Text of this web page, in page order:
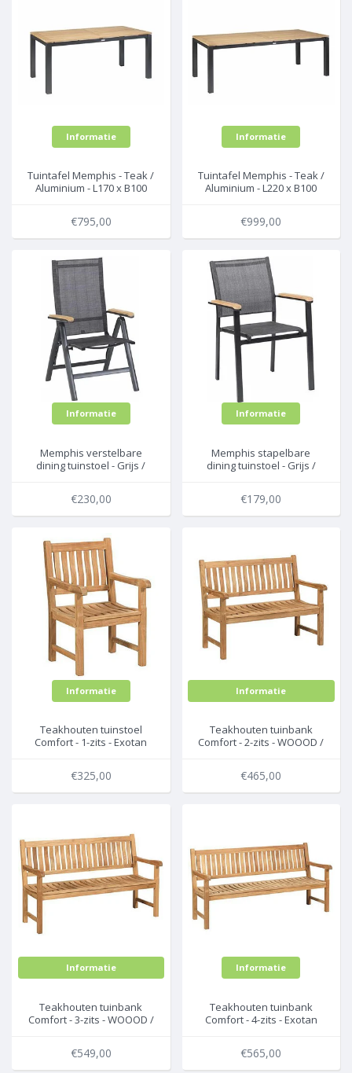
Informatie
Tuintafel Memphis - Teak /
Aluminium - L170 x B100
€795,00
Informatie
Tuintafel Memphis - Teak /
Aluminium - L220 x B100
€999,00
Informatie
Memphis verstelbare
dining tuinstoel - Grijs /
€230,00
Informatie
Memphis stapelbare
dining tuinstoel - Grijs /
€179,00
Informatie
Teakhouten tuinstoel
Comfort - 1-zits - Exotan
€325,00
Informatie
Teakhouten tuinbank
Comfort - 2-zits - WOOOD /
€465,00
Informatie
Teakhouten tuinbank
Comfort - 3-zits - WOOOD /
€549,00
Informatie
Teakhouten tuinbank
Comfort - 4-zits - Exotan
€565,00